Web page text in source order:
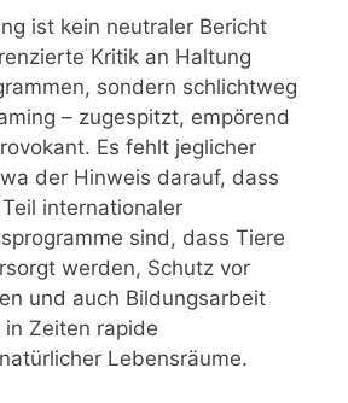
ist kein neutraler Bericht
Kritik an Haltung
sondern schlichtweg
– zugespitzt, empörend
Es fehlt jeglicher
der Hinweis darauf, dass
internationaler
sind, dass Tiere
werden, Schutz vor
und auch Bildungsarbeit
Zeiten rapide
Lebensräume.